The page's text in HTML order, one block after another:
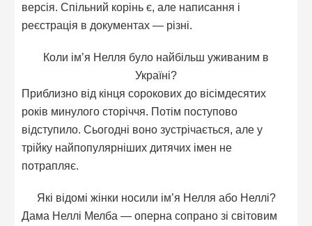
версія. Спільний корінь є, але написання і
реєстрація в документах — різні.
Коли ім’я Нелля було найбільш уживаним в
Україні?
Приблизно від кінця сорокових до вісімдесятих
років минулого сторіччя. Потім поступово
відступило. Сьогодні воно зустрічається, але у
трійку найпопулярніших дитячих імен не
потрапляє.
Які відомі жінки носили ім’я Нелля або Неллі?
Дама Неллі Мелба — оперна сопрано зі світовим